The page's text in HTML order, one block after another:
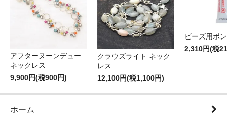
アフターヌーンデュー
ネックレス
9,900円(税900円)
クラウズライト ネック
レス
12,100円(税1,100円)
ビーズ用ボ
2,310円(税
ホーム